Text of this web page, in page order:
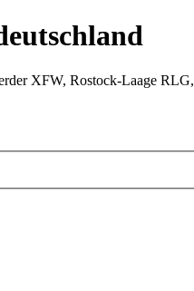
XFW, Rostock-Laage